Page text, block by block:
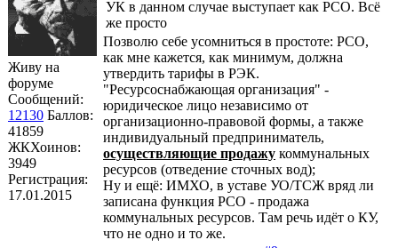
Живу на
форуме
Сообщений:
12130 Баллов:
41859
ЖКХоинов:
3949
Регистрация:
17.01.2015
УК в данном случае выступает как РСО. Всё
же просто
Позволю себе усомниться в простоте: РСО,
как мне кажется, как минимум, должна
утвердить тарифы в РЭК.
"Ресурсоснабжающая организация" -
юридическое лицо независимо от
организационно-правовой формы, а также
индивидуальный предприниматель,
осуществляющие продажу коммунальных
ресурсов (отведение сточных вод);
Ну и ещё: ИМХО, в уставе УО/ТСЖ вряд ли
записана функция РСО - продажа
коммунальных ресурсов. Там речь идёт о КУ,
что не одно и то же.